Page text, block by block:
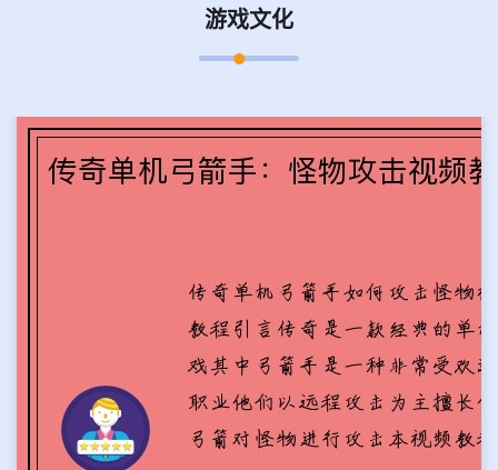
游戏文化